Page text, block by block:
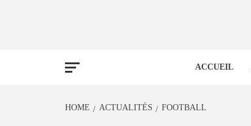
ACCUEIL
HOME ACTUALITÉS FOOTBALL